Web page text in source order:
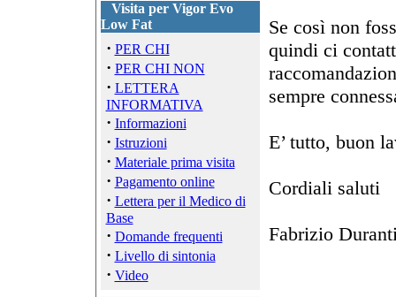
Visita per Vigor Evo
Low Fat
· PER CHI
· PER CHI NON
· LETTERA
INFORMATIVA
· Informazioni
· Istruzioni
· Materiale prima visita
· Pagamento online
· Lettera per il Medico di
Base
· Domande frequenti
· Livello di sintonia
· Video
Se così non
quindi ci
sempre
E’ tutto, buon
Cordiali saluti
Fabrizio